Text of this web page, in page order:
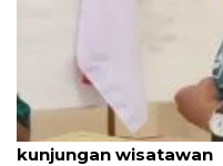
Sleman gelar seni
kunjungan wisatawan